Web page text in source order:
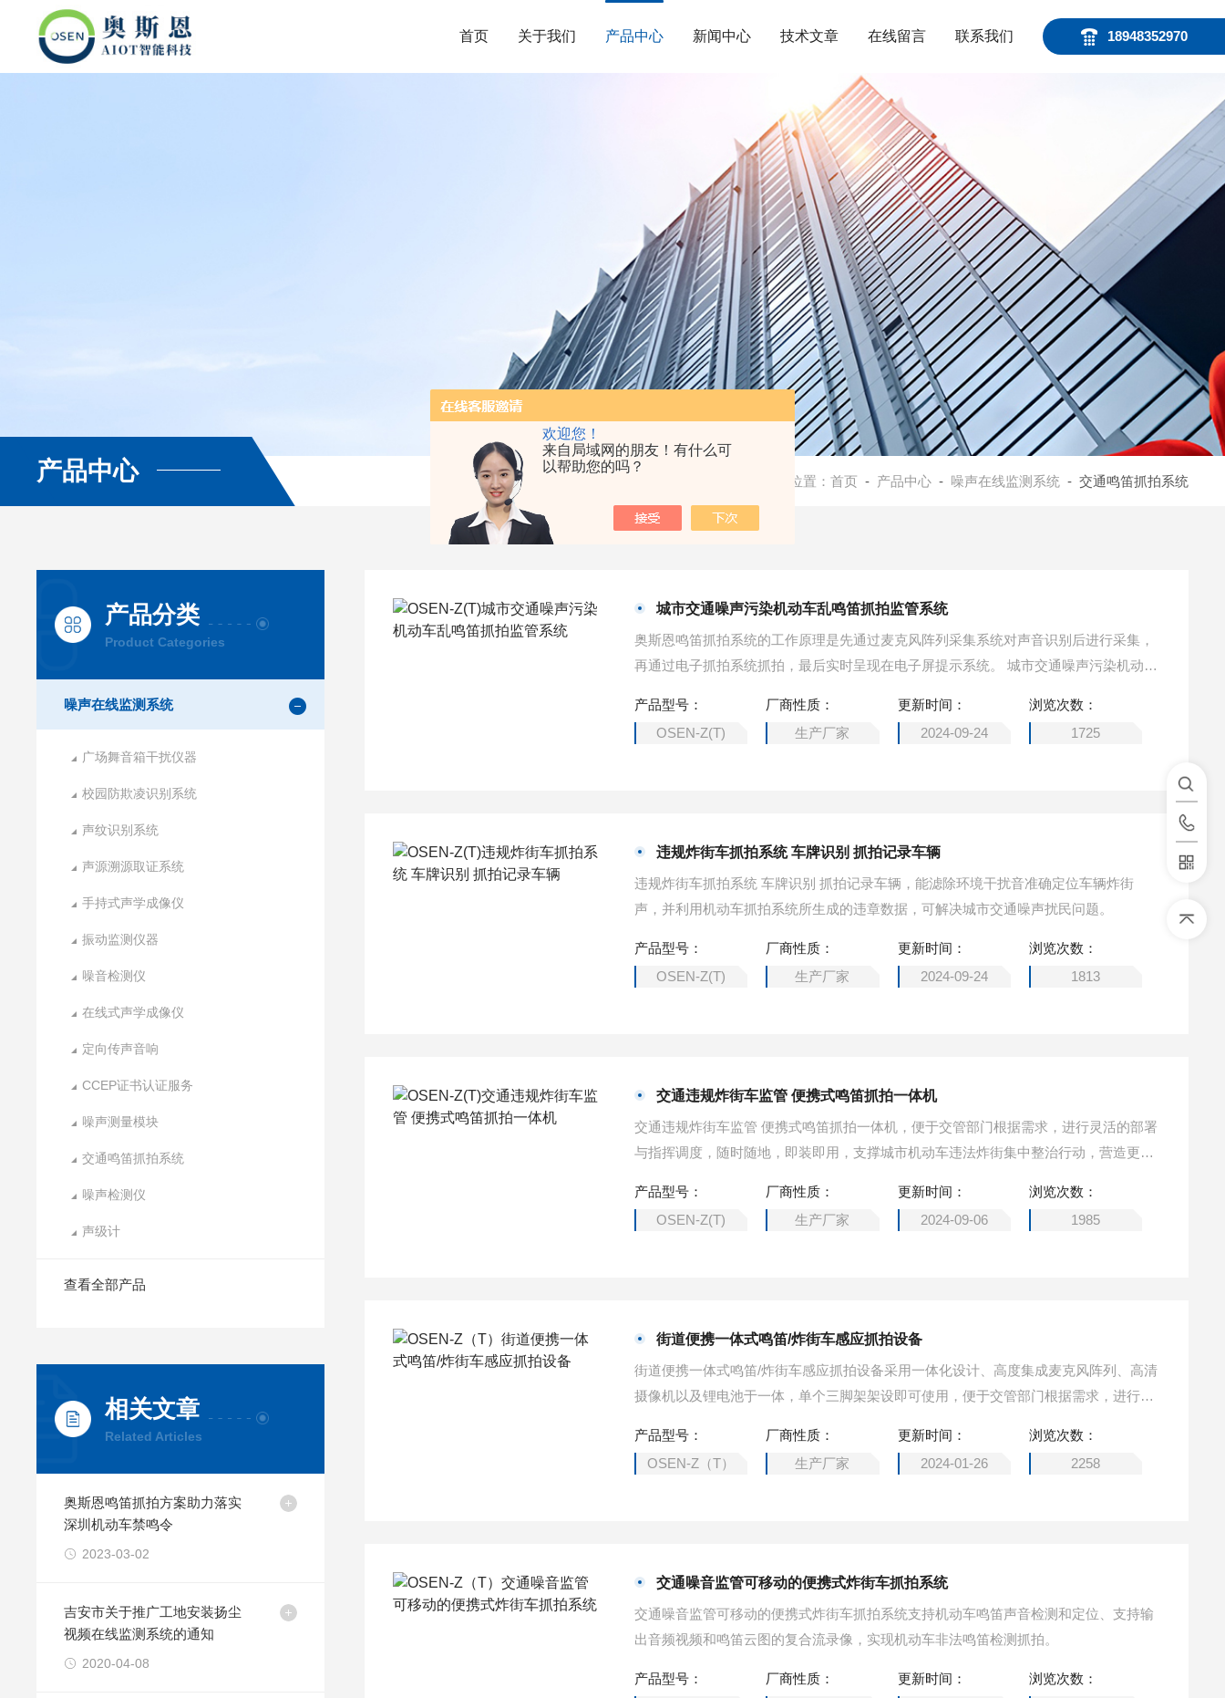
欢迎您！
来自局域网的朋友！有什么可
以帮助您的吗？
18948352970
首页 关于我们 产品中心 新闻中心 技术文章 在线留言 联系我们
产品中心 当前位置： 首页 - 产品中心- 噪声在线监测系统 - 交通鸣笛抓拍系统
产品分类
Product Categories
噪声在线监测系统
广场舞音箱干扰仪器
校园防欺凌识别系统
声纹识别系统
声源溯源取证系统
手持式声学成像仪
振动监测仪器
噪音检测仪
在线式声学成像仪
定向传声音响
CCEP证书认证服务
噪声测量模块
交通鸣笛抓拍系统
噪声检测仪
声级计
查看全部产品
相关文章
Related Articles
奥斯恩鸣笛抓拍方案助力落实
深圳机动车禁鸣令
2023-03-02
吉安市关于推广工地安装扬尘
视频在线监测系统的通知
2020-04-08
城市交通噪声污染机动车乱鸣笛抓拍监管系统
奥斯恩鸣笛抓拍系统的工作原理是先通过麦克风阵列采集系统对声音识别后进行采集，
再通过电子抓拍系统抓拍，最后实时呈现在电子屏提示系统。 城市交通噪声污染机动车
产品型号：
OSEN-Z(T)
厂商性质：
生产厂家
更新时间：
2024-09-24
浏览次数：
1725
违规炸街车抓拍系统 车牌识别 抓拍记录车辆
违规炸街车抓拍系统 车牌识别 抓拍记录车辆，能滤除环境干扰音准确定位车辆炸街
声，并利用机动车抓拍系统所生成的违章数据，可解决城市交通噪声扰民问题。
产品型号：
OSEN-Z(T)
厂商性质：
生产厂家
更新时间：
2024-09-24
浏览次数：
1813
交通违规炸街车监管 便携式鸣笛抓拍一体机
交通违规炸街车监管 便携式鸣笛抓拍一体机，便于交管部门根据需求，进行灵活的部署
与指挥调度，随时随地，即装即用，支撑城市机动车违法炸街集中整治行动，营造更加
产品型号：
OSEN-Z(T)
厂商性质：
生产厂家
更新时间：
2024-09-06
浏览次数：
1985
街道便携一体式鸣笛/炸街车感应抓拍设备
街道便携一体式鸣笛/炸街车感应抓拍设备采用一体化设计、高度集成麦克风阵列、高清
摄像机以及锂电池于一体，单个三脚架架设即可使用，便于交管部门根据需求，进行灵
动，营造更加安静的城市道路交通环境。
产品型号：
OSEN-Z（T）
厂商性质：
生产厂家
更新时间：
2024-01-26
浏览次数：
2258
交通噪音监管可移动的便携式炸街车抓拍系统
交通噪音监管可移动的便携式炸街车抓拍系统支持机动车鸣笛声音检测和定位、支持输
出音频视频和鸣笛云图的复合流录像，实现机动车非法鸣笛检测抓拍。
产品型号：
厂商性质：
更新时间：
浏览次数：